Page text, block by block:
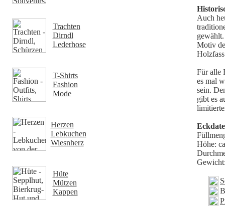
Trachten
Dirndl
Lederhose
T-Shirts
Fashion
Mode
Herzen
Lebkuchen
Wiesnherz
Hüte
Mützen
Kappen
Auch
Motiv
Für alle
es mal
sein.
gibt es
Höhe: